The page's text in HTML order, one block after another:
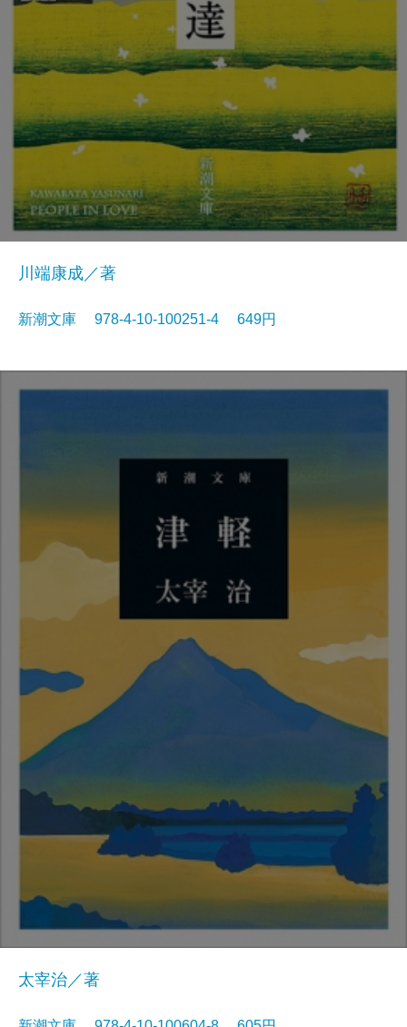
川端康成／著
新潮文庫 978-4-10-100251-4 649円
太宰治／著